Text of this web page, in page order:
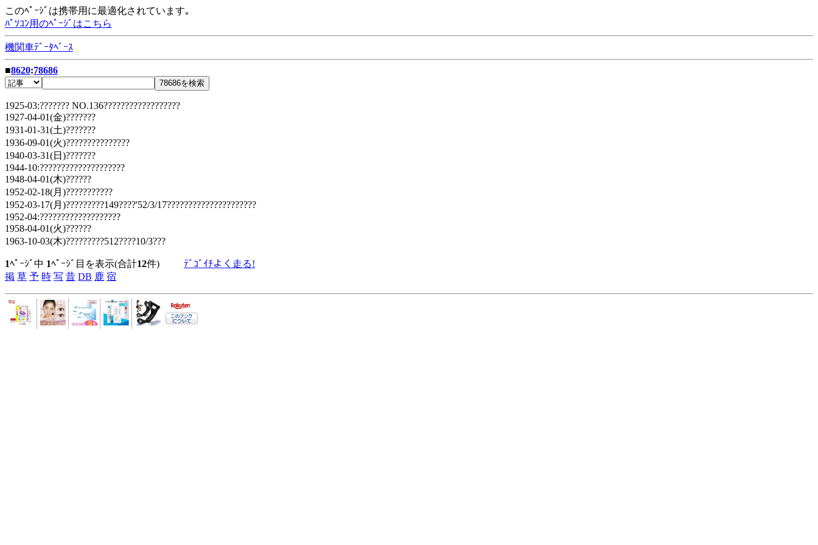
このﾍﾟｰｼﾞは携帯用に最適化されています｡
ﾊﾟｿｺﾝ用のﾍﾟｰｼﾞはこちら
機関車ﾃﾞｰﾀﾍﾞｰｽ
■8620:78686
1925-03:??????? NO.136??????????????????
1927-04-01(金)???????
1931-01-31(土)???????
1936-09-01(火)???????????????
1940-03-31(日)???????
1944-10:????????????????????
1948-04-01(木)??????
1952-02-18(月)???????????
1952-03-17(月)?????????149????'52/3/17?????????????????????
1952-04:???????????????????
1958-04-01(火)??????
1963-10-03(木)?????????512????10/3???
1ﾍﾟｰｼﾞ中 1ﾍﾟｰｼﾞ目を表示(合計12件) ﾃﾞｺﾞｲﾁよく走る!
掲 草 予 時 写 昔 DB 鹿 宿